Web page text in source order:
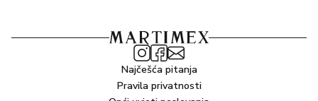
Najčešća pitanja
Pravila privatnosti